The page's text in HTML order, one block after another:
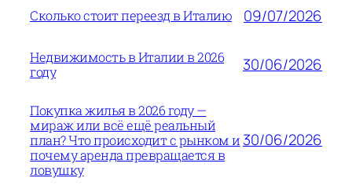
Сколько стоит переезд в Италию 09/07/2026
Недвижимость в Италии в 2026
году
30/06/2026
Покупка жилья в 2026 году —
мираж или всё ещё реальный
план? Что происходит с рынком и
почему аренда превращается в
ловушку
30/06/2026